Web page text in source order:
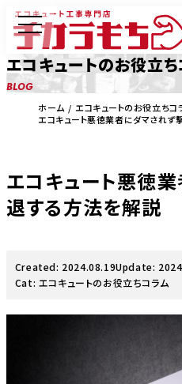
エコキュートのお役立
BLOG
ホーム
エコキュートのお役立ちコ
エコキュート悪徳業者にダマされず
エコキュート悪徳
退する方法を解説
Created: 2024.08.19Update:
Cat: エコキュートのお役立ちコラム